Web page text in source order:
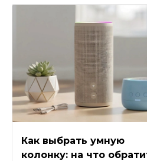
Как выбрать умную
колонку: на что